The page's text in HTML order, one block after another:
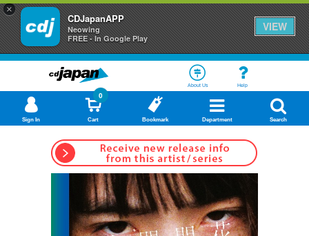
×
CDJapanAPP
Neowing
FREE - In Google Play
VIEW
About Us Help
Sign In Cart
0
Bookmark Department Search